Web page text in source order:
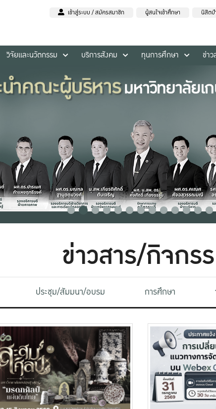
เข้าสู่ระบบ / สมัครสมาชิก ผู้สนใจเข้าศึกษา นิสิตปั
วิจัยและนวัตกรรม บริการสังคม ทุนการศึกษา ข่า
ข่าวสาร/กิจกร
ประชุม/สัมมนา/อบรม การศึกษา